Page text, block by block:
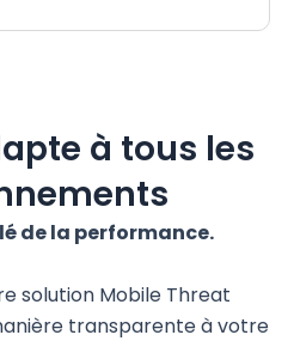
à tous les
de la performance.
solution Mobile Threat
transparenteàvotre